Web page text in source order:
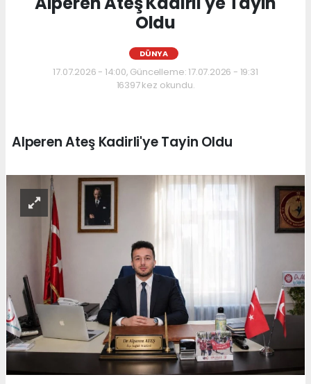
Oldu
DÜNYA
17.07.2026 - 14:00, Güncelleme: 17.07.2026 - 19:31
16397 kez okundu.
Alperen Ateş Kadirli'ye Tayin Oldu